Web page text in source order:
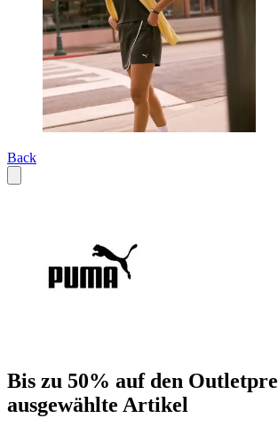
Back
Bis zu 50% auf den
ausgewählte Artikel